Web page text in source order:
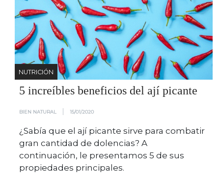
NUTRICIÓN
5 increíbles beneficios del ají picante
BIEN NATURAL | 15/01/2020
¿Sabía que el ají picante sirve para combatir
gran cantidad de dolencias? A
continuación, le presentamos 5 de sus
propiedades principales.